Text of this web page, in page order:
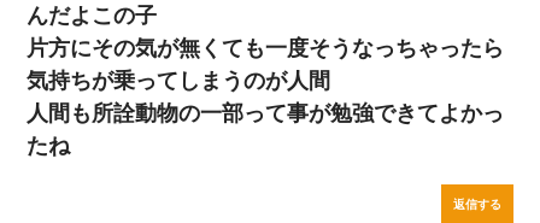
んだよこの子
片方にその気が無くても一度そうなっちゃったら
気持ちが乗ってしまうのが人間
人間も所詮動物の一部って事が勉強できてよかっ
たね
返信する